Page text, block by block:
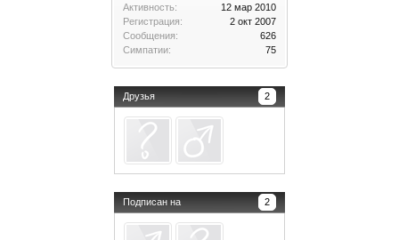
Активность:
12 мар 2010
Регистрация:
2 окт 2007
Сообщения:
626
Симпатии:
75
Друзья 2
Подписан на 2